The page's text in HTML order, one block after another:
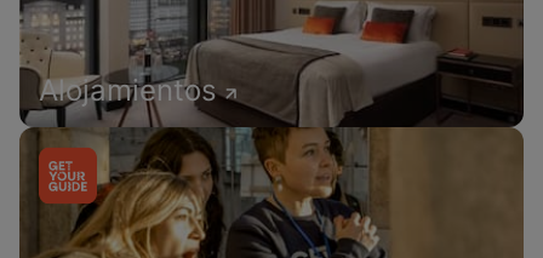
Alojamientos